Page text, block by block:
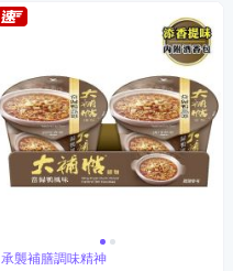
承襲補膳調味精神